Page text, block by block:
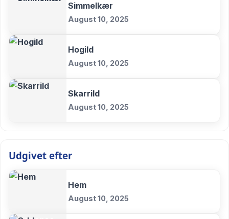
Simmelkær
August 10, 2025
Hogild
August 10, 2025
Skarrild
August 10, 2025
Udgivet efter
Hem
August 10, 2025